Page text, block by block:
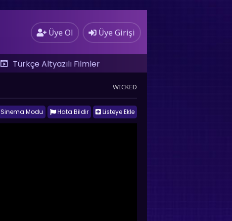
Üye Ol Üye Girişi
Türkçe Altyazılı Filmler
WICKED
Listeye Ekle
Hata Bildir
Sinema Modu